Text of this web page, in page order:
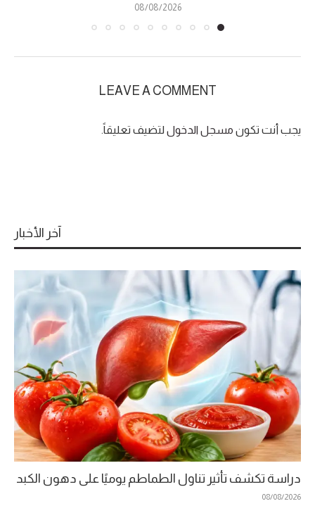
08/08/2026
LEAVE A COMMENT
يجب أنت تكون مسجل الدخول لتضيف تعليقاً.
آخر الأخبار
دراسة تكشف تأثير تناول الطماطم يوميًا على دهون الكبد
08/08/2026